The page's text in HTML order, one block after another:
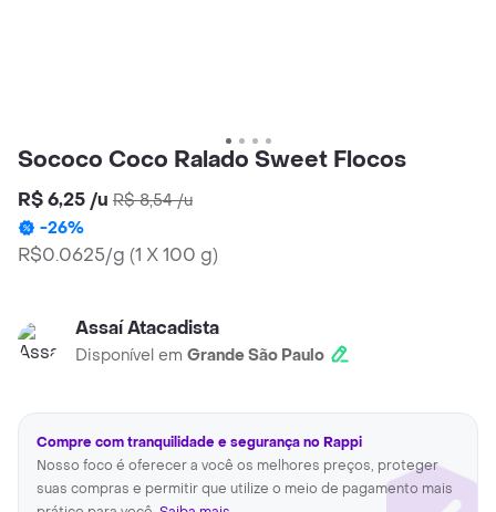
Sococo Coco Ralado Sweet Flocos
R$ 6,25 /u R$ 8,54/u
-26%
R$0.0625/g (1 X 100 g)
Assaí Atacadista
Disponível em Grande São Paulo
Compre com tranquilidade e segurança no Rappi
Nosso foco é oferecer a você os melhores preços, proteger
suas compras e permitir que utilize o meio de pagamento mais